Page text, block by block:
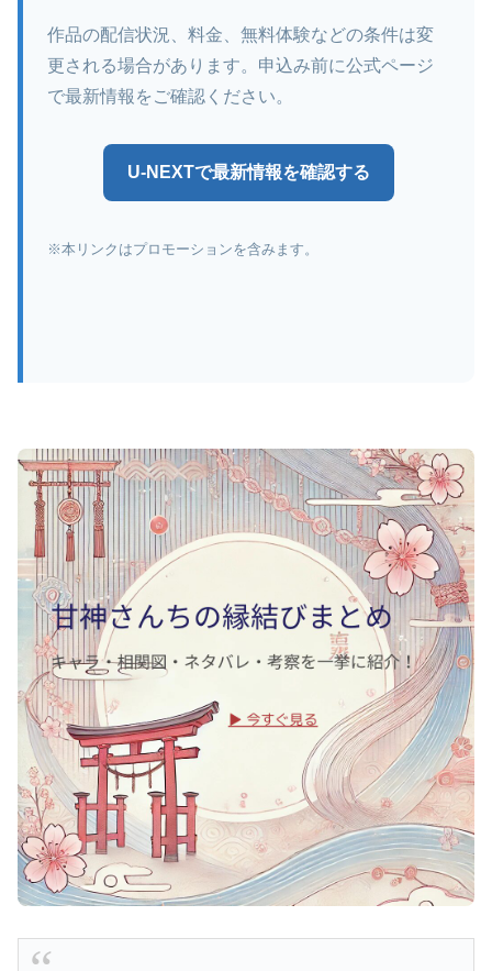
作品の配信状況、料金、無料体験などの条件は変
更される場合があります。申込み前に公式ページ
で最新情報をご確認ください。
U-NEXTで最新情報を確認する
※本リンクはプロモーションを含みます。